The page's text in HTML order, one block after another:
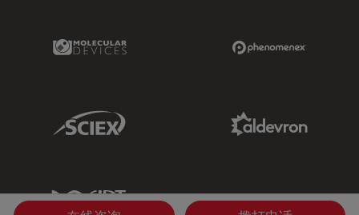
Molecular Devices Link
Sciex Link
IDT Link